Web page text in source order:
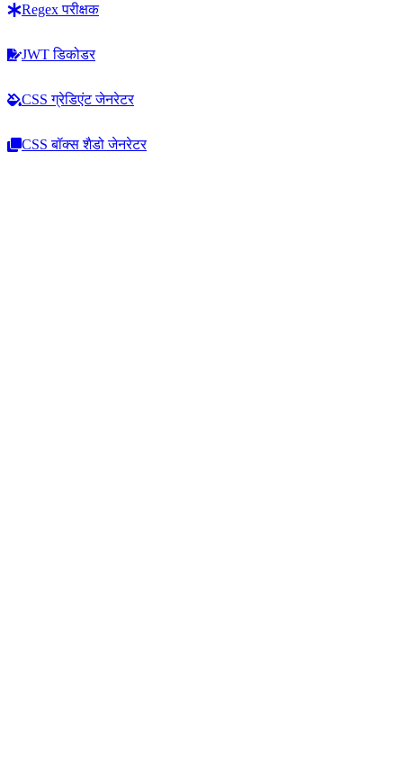
Regex परीक्षक
JWT डिकोडर
CSS ग्रेडिएंट जेनरेटर
CSS बॉक्स शैडो जेनरेटर